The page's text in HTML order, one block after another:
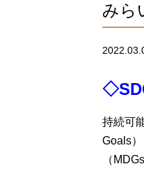
みら
持続可
Goals
（MDGs